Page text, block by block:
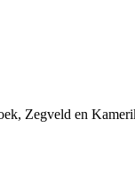
Zegveld en